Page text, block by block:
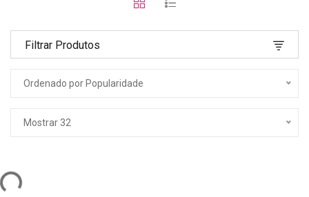
Filtrar Produtos
Ordenado por Popularidade
Mostrar 32